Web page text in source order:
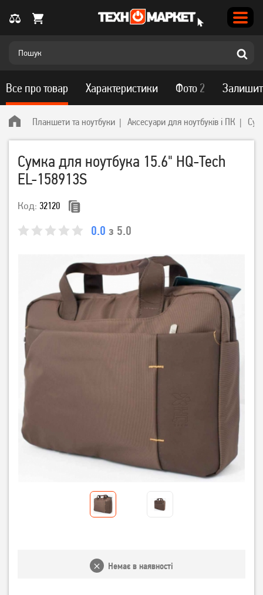
Планшети та ноутбуки Аксесуари для ноутбуків і ПК
Сумка для ноутбука 15.6" HQ-Tech
EL-158913S
Код: 32120
0.0 з 5.0
Все про товар Характеристики Фото 2
Немає в наявності